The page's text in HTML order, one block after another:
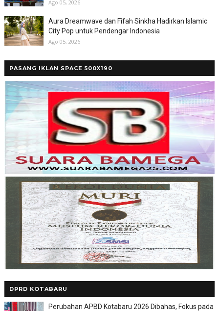
Ago 05, 2026
Aura Dreamwave dan Fifah Sinkha Hadirkan Islamic
City Pop untuk Pendengar Indonesia
Ago 05, 2026
PASANG IKLAN SPACE 500X190
DPRD KOTABARU
Perubahan APBD Kotabaru 2026 Dibahas, Fokus pada